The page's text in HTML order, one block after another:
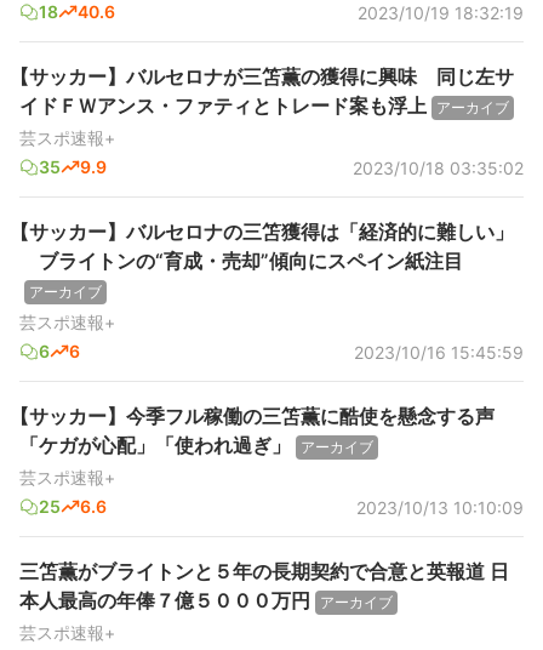
18
40.6 2023/10/19 18:32:19
【サッカー】バルセロナが三笘薫の獲得に興味 同じ左サ
イドＦＷアンス・ファティとトレード案も浮上 アーカイブ
芸スポ速報+
35
9.9 2023/10/18 03:35:02
【サッカー】バルセロナの三笘獲得は「経済的に難しい」
ブライトンの“育成・売却”傾向にスペイン紙注目
アーカイブ
芸スポ速報+
6
6 2023/10/16 15:45:59
【サッカー】今季フル稼働の三笘薫に酷使を懸念する声
「ケガが心配」「使われ過ぎ」
アーカイブ
芸スポ速報+
25
6.6 2023/10/13 10:10:09
三笘薫がブライトンと５年の長期契約で合意と英報道 日
本人最高の年俸７億５０００万円
アーカイブ
芸スポ速報+